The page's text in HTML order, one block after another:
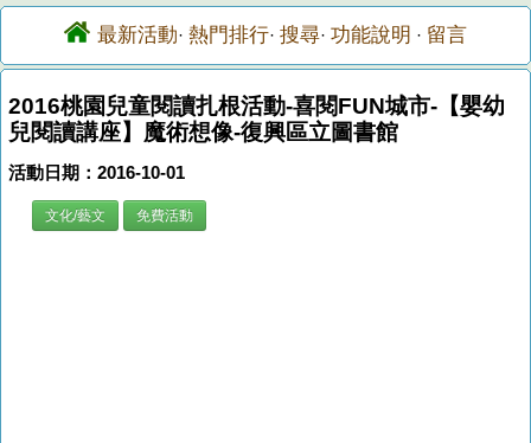
最新活動· 熱門排行· 搜尋· 功能說明 · 留言
2016桃園兒童閱讀扎根活動-喜閱FUN城市-【嬰幼
兒閱讀講座】魔術想像-復興區立圖書館
活動日期：2016-10-01
文化/藝文 免費活動